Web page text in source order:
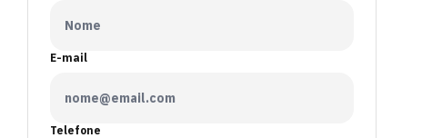
E-mail
Telefone